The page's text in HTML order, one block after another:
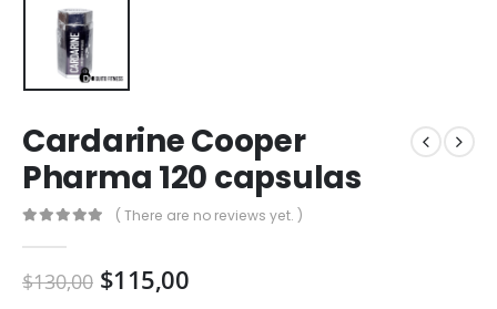
Cardarine Cooper
Pharma 120 capsulas
( There are no reviews yet. )
$130,00 $115,00